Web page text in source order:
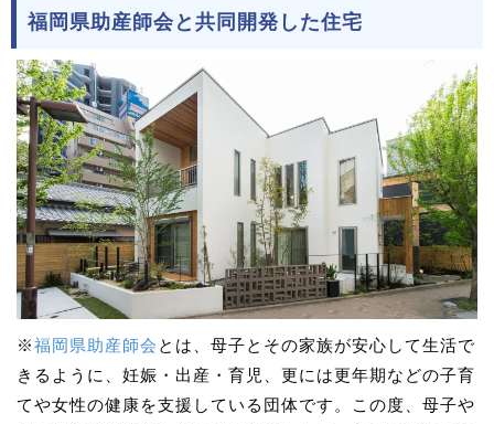
福岡県助産師会と共同開発した住宅
※福岡県助産師会 とは、母子とその家族が安心して生活で
きるように、妊娠・出産・育児、更には更年期などの子育
てや女性の健康を支援している団体です。この度、母子や